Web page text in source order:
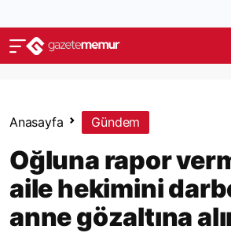
Anasayfa Gündem
Oğluna rapor
aile hekimini
anne gözaltına